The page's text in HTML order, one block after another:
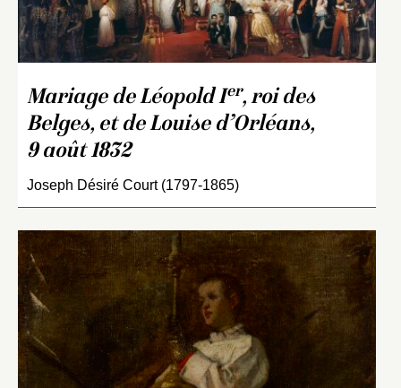
Mariage de Léopold Ier, roi des
Belges, et de Louise d’Orléans,
9 août 1832
Joseph Désiré Court (1797-1865)